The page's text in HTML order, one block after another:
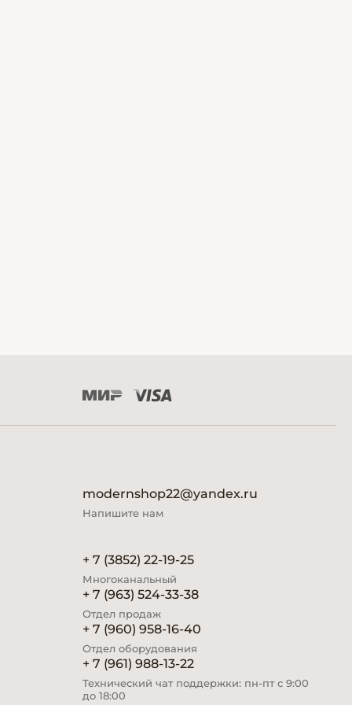
modernshop22@yandex.ru
Напишите нам
+ 7 (3852) 22-19-25
Многоканальный
+ 7 (963) 524-33-38
Отдел продаж
+ 7 (960) 958-16-40
Отдел оборудования
+ 7 (961) 988-13-22
Технический чат поддержки: пн-пт с 9:00
до 18:00